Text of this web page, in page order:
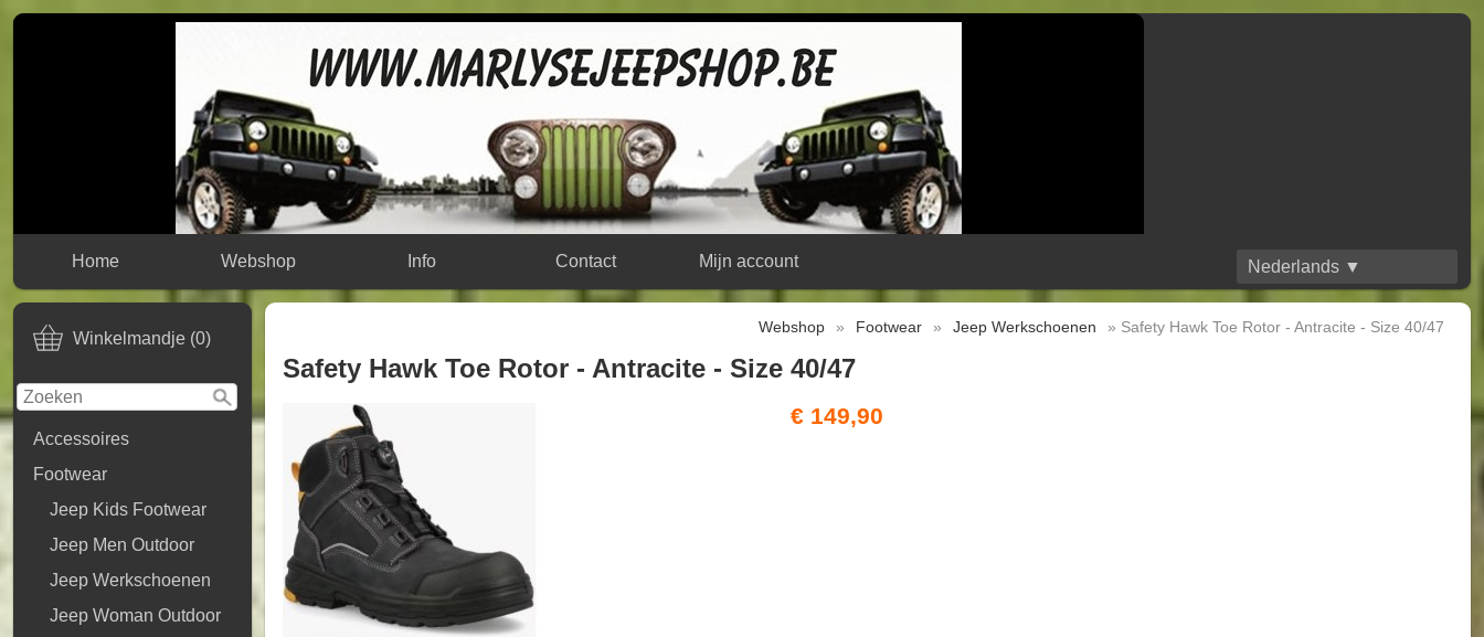
Nederlands ▼
Home Webshop Info Contact Mijn account
Winkelmandje (0)
Accessoires
Footwear
Jeep Kids Footwear
Jeep Men Outdoor
Jeep Werkschoenen
Jeep Woman Outdoor
Webshop » Footwear » Jeep Werkschoenen » Safety Hawk Toe Rotor - Antracite - Size 40/47
Safety Hawk Toe Rotor - Antracite - Size 40/47
€ 149,90